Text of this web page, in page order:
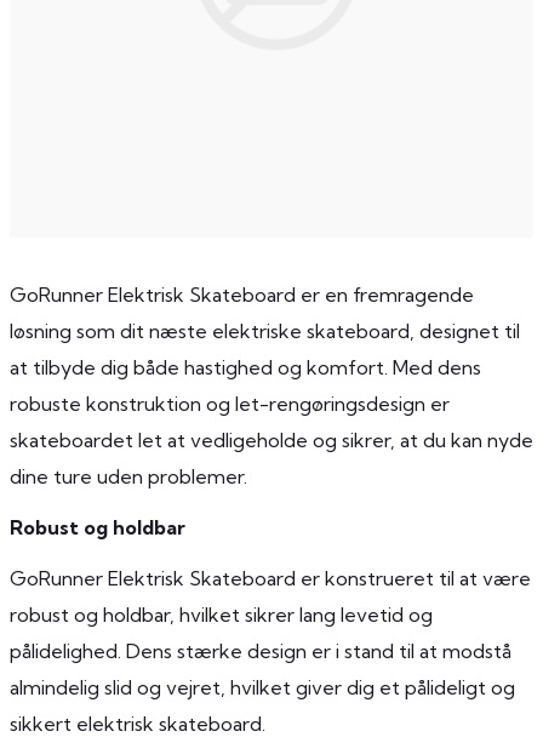
GoRunner Elektrisk Skateboard er en fremragende
løsning som dit næste elektriske skateboard, designet til
at tilbyde dig både hastighed og komfort. Med dens
robuste konstruktion og let-rengøringsdesign er
skateboardet let at vedligeholde og sikrer, at du kan nyde
dine ture uden problemer.
Robust og holdbar
GoRunner Elektrisk Skateboard er konstrueret til at være
robust og holdbar, hvilket sikrer lang levetid og
pålidelighed. Dens stærke design er i stand til at modstå
almindelig slid og vejret, hvilket giver dig et pålideligt og
sikkert elektrisk skateboard.